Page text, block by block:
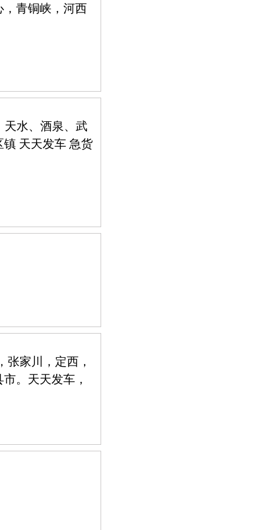
，青铜峡，河西
天水、酒泉、武
天天发车 急货
家川，定西，
。天天发车，